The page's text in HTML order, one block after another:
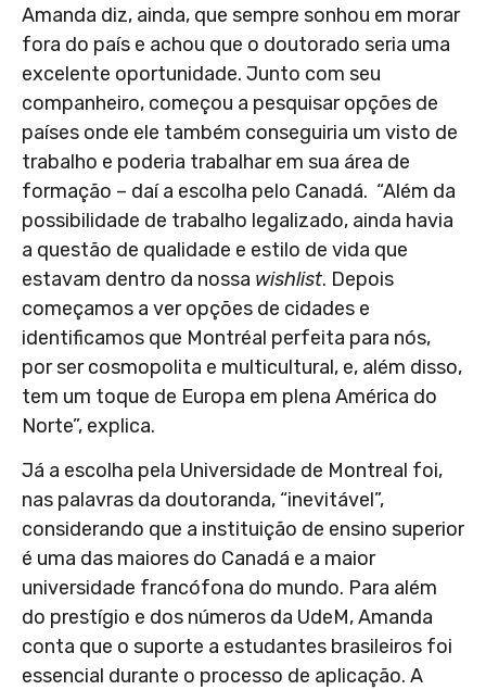
Amanda diz, ainda, que sempre sonhou em morar
fora do país e achou que o doutorado seria uma
excelente oportunidade. Junto com seu
companheiro, começou a pesquisar opções de
países onde ele também conseguiria um visto de
trabalho e poderia trabalhar em sua área de
formação – daí a escolha pelo Canadá. “Além da
possibilidade de trabalho legalizado, ainda havia
a questão de qualidade e estilo de vida que
estavam dentro da nossa wishlist. Depois
começamos a ver opções de cidades e
identificamos que Montréal perfeita para nós,
por ser cosmopolita e multicultural, e, além disso,
tem um toque de Europa em plena América do
Norte”, explica.
Já a escolha pela Universidade de Montreal foi,
nas palavras da doutoranda, “inevitável”,
considerando que a instituição de ensino superior
é uma das maiores do Canadá e a maior
universidade francófona do mundo. Para além
do prestígio e dos números da UdeM, Amanda
conta que o suporte a estudantes brasileiros foi
essencial durante o processo de aplicação. A